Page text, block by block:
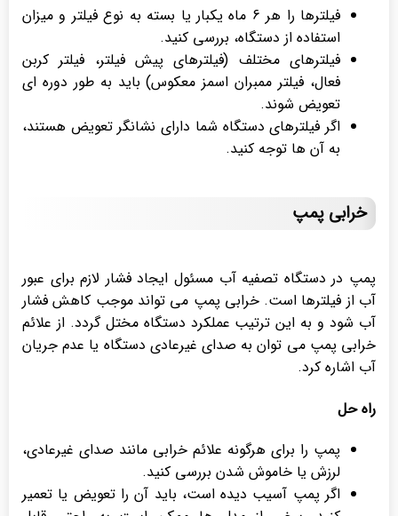
فیلترها را هر 6 ماه یکبار یا بسته به نوع فیلتر و میزان
استفاده از دستگاه، بررسی کنید.
فیلترهای مختلف (فیلترهای پیش فیلتر، فیلتر کربن
فعال، فیلتر ممبران اسمز معکوس) باید به طور دوره ای
تعویض شوند.
اگر فیلترهای دستگاه شما دارای نشانگر تعویض هستند،
به آن ها توجه کنید.
خرابی پمپ
پمپ در دستگاه تصفیه آب مسئول ایجاد فشار لازم برای عبور
آب از فیلترها است. خرابی پمپ می تواند موجب کاهش فشار
آب شود و به این ترتیب عملکرد دستگاه مختل گردد. از علائم
خرابی پمپ می توان به صدای غیرعادی دستگاه یا عدم جریان
آب اشاره کرد.
راه حل
پمپ را برای هرگونه علائم خرابی مانند صدای غیرعادی،
لرزش یا خاموش شدن بررسی کنید.
اگر پمپ آسیب دیده است، باید آن را تعویض یا تعمیر